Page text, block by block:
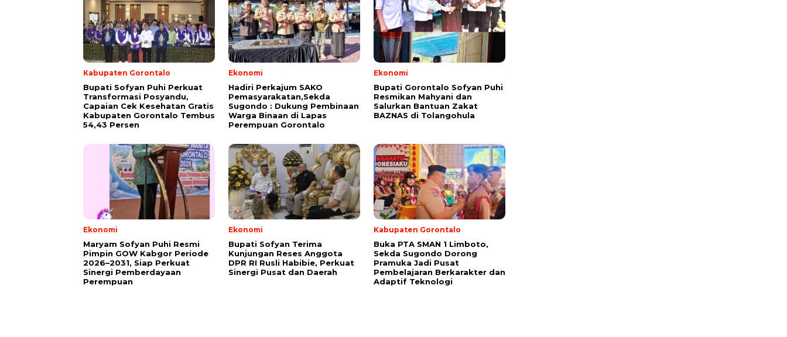
Kabupaten Gorontalo
Bupati Sofyan Puhi Perkuat
Transformasi Posyandu,
Capaian Cek Kesehatan Gratis
Kabupaten Gorontalo Tembus
54,43 Persen
Ekonomi
Hadiri Perkajum SAKO
Pemasyarakatan,Sekda
Sugondo : Dukung Pembinaan
Warga Binaan di Lapas
Perempuan Gorontalo
Ekonomi
Bupati Gorontalo Sofyan Puhi
Resmikan Mahyani dan
Salurkan Bantuan Zakat
BAZNAS di Tolangohula
Ekonomi
Maryam Sofyan Puhi Resmi
Pimpin GOW Kabgor Periode
2026–2031, Siap Perkuat
Sinergi Pemberdayaan
Perempuan
Ekonomi
Bupati Sofyan Terima
Kunjungan Reses Anggota
DPR RI Rusli Habibie, Perkuat
Sinergi Pusat dan Daerah
Kabupaten Gorontalo
Buka PTA SMAN 1 Limboto,
Sekda Sugondo Dorong
Pramuka Jadi Pusat
Pembelajaran Berkarakter dan
Adaptif Teknologi